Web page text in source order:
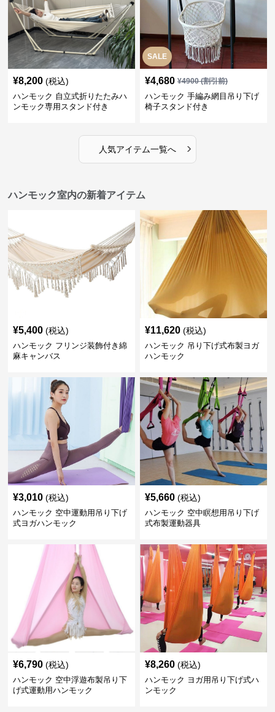
¥8,200 (税込)
ハンモック 自立式折りたたみハ
ンモック専用スタンド付き
SALE
¥4,680 ¥4900(割引前)
ハンモック 手編み網目吊り下げ
椅子スタンド付き
人気アイテム一覧へ ›
ハンモック室内の新着アイテム
¥5,400 (税込)
ハンモック フリンジ装飾付き綿
麻キャンバス
¥11,620 (税込)
ハンモック 吊り下げ式布製ヨガ
ハンモック
¥3,010 (税込)
ハンモック 空中運動用吊り下げ
式ヨガハンモック
¥5,660 (税込)
ハンモック 空中瞑想用吊り下げ
式布製運動器具
¥6,790 (税込)
ハンモック 空中浮遊布製吊り下
げ式運動用ハンモック
¥8,260 (税込)
ハンモック ヨガ用吊り下げ式ハ
ンモック